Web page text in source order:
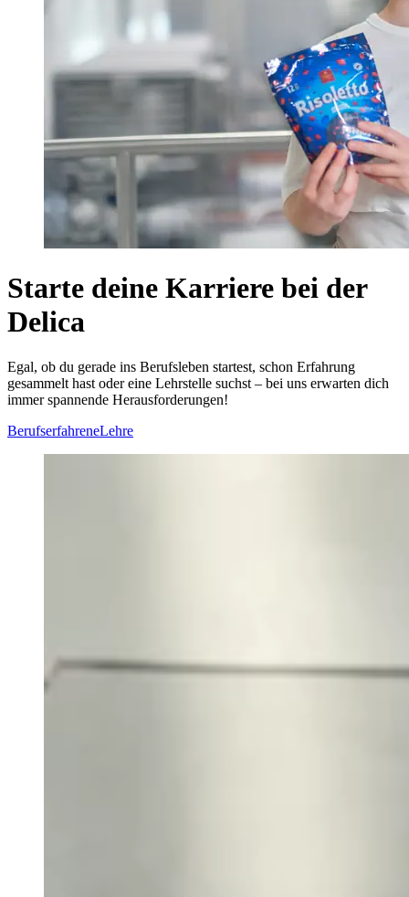
Starte deine Karriere bei der
Delica
Egal, ob du gerade ins Berufsleben startest, schon Erfahrung
gesammelt hast oder eine Lehrstelle suchst – bei uns erwarten dich
immer spannende Herausforderungen!
BerufserfahreneLehre